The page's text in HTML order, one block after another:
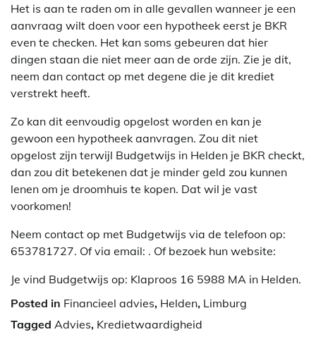
Het is aan te raden om in alle gevallen wanneer je een
aanvraag wilt doen voor een hypotheek eerst je BKR
even te checken. Het kan soms gebeuren dat hier
dingen staan die niet meer aan de orde zijn. Zie je dit,
neem dan contact op met degene die je dit krediet
verstrekt heeft.
Zo kan dit eenvoudig opgelost worden en kan je
gewoon een hypotheek aanvragen. Zou dit niet
opgelost zijn terwijl Budgetwijs in Helden je BKR checkt,
dan zou dit betekenen dat je minder geld zou kunnen
lenen om je droomhuis te kopen. Dat wil je vast
voorkomen!
Neem contact op met Budgetwijs via de telefoon op:
653781727. Of via email: . Of bezoek hun website:
Je vind Budgetwijs op: Klaproos 16 5988 MA in Helden.
Posted in Financieel advies, Helden, Limburg
Tagged Advies, Kredietwaardigheid